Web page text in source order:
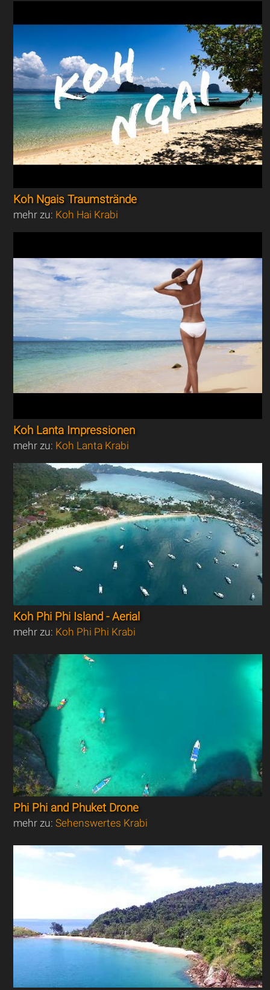
Koh Ngais Traumstrände
mehr zu: Koh Hai Krabi
Koh Lanta Impressionen
mehr zu: Koh Lanta Krabi
Koh Phi Phi Island - Aerial
mehr zu: Koh Phi Phi Krabi
Phi Phi and Phuket Drone
mehr zu:Sehenswertes Krabi